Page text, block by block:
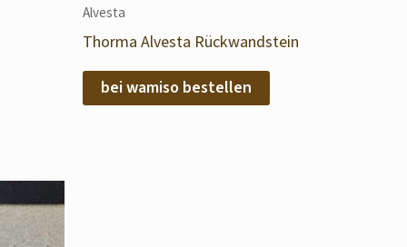
Alvesta
Thorma Alvesta Rückwandstein
bei wamiso bestellen